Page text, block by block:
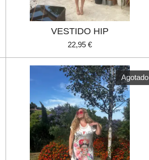
VESTIDO HIP
22,95 €
Agotado